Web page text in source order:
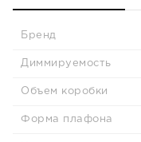
Бренд
Диммируемость
Объем коробки
Форма плафона